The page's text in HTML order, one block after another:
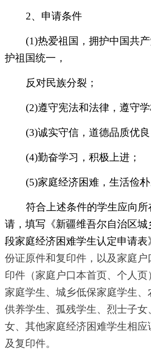
2、申请条件
(1)热爱祖国，拥护中国共
护祖国统一，
反对民族分裂；
(2)遵守宪法和法律，遵守学
(3)诚实守信，道德品质优良
(4)勤奋学习，积极上进；
(5)家庭经济困难，生活俭朴
符合上述条件的学生应向所
请，填写《新疆维吾尔自治区城
段家庭经济困难学生认定申请表
份证原件和复印件 ， 以及 家庭户
印件（家庭户口本首页、个人页
家庭学生、城乡低保家庭学生、
供养学生、孤残学生、烈士子女
女、其他家庭经济困难学生相应
及复印件。